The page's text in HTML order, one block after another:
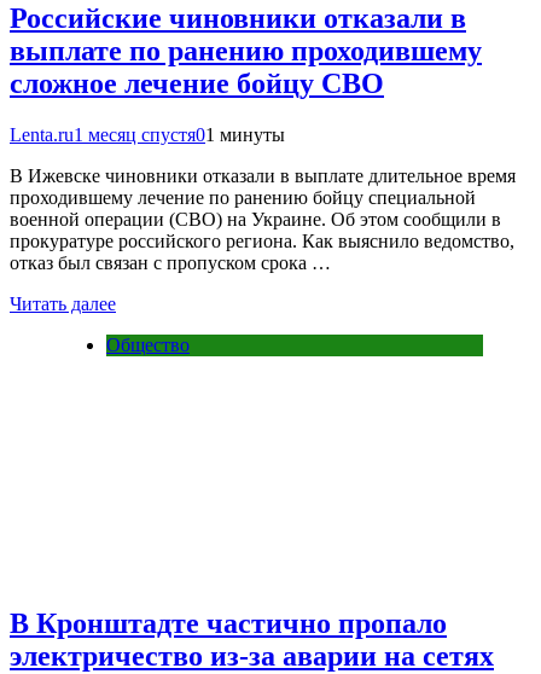
Российские чиновники отказали в
выплате по ранению проходившему
сложное лечение бойцу СВО
Lenta.ru1 месяц спустя01 минуты
В Ижевске чиновники отказали в выплате длительное время
проходившему лечение по ранению бойцу специальной
военной операции (СВО) на Украине. Об этом сообщили в
прокуратуре российского региона. Как выяснило ведомство,
отказ был связан с пропуском срока …
Читать далее
Общество
В Кронштадте частично пропало
электричество из-за аварии на сетях